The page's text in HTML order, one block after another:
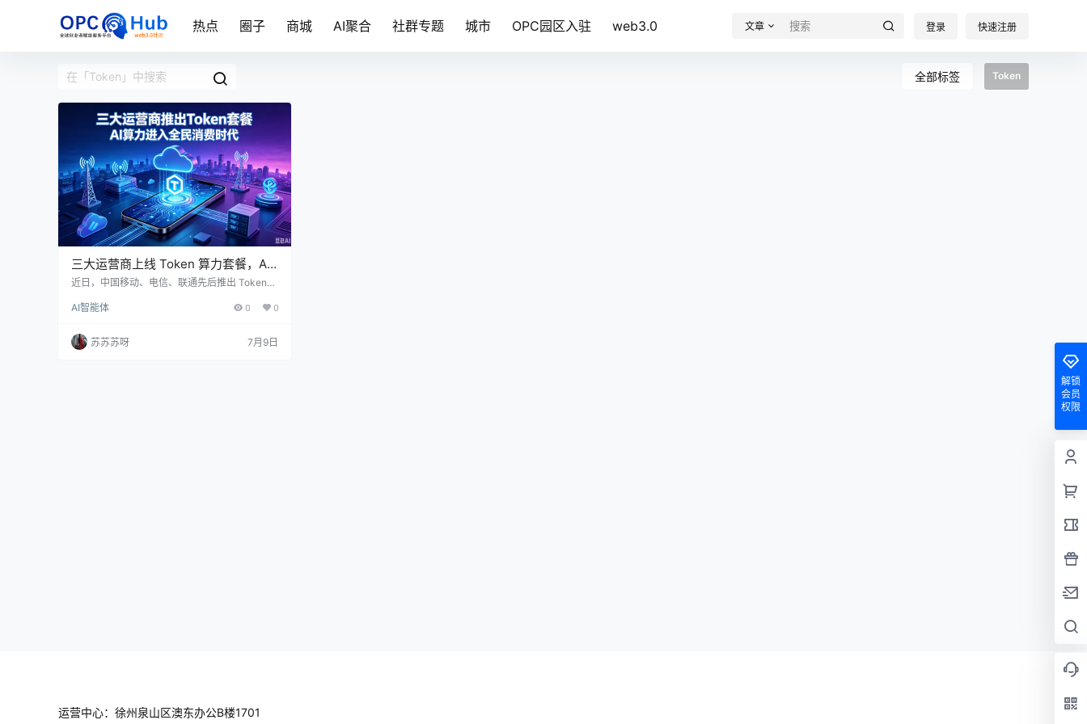
热点 圈子 商城 AI聚合 社群专题 城市 OPC园区入驻 web3.0 文章 登录 快速注册
全部标签 Token
三大运营商上线 Token 算力套餐，AI
算力迈入全民消费时代
近日，中国移动、电信、联通先后推出 Token
标准化通信产品，支持话费代扣，引发行业广泛
文案生成、AI 绘图、智能体开发均会消耗对应额
度。三大运营商针对个人用户、自媒体、小微企
AI智能体 0 0
苏苏苏呀 7月9日
解锁
会员
权限
运营中心：徐州泉山区澳东办公B楼1701